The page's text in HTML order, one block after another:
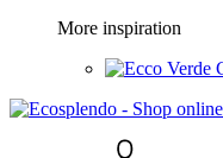
More inspiration